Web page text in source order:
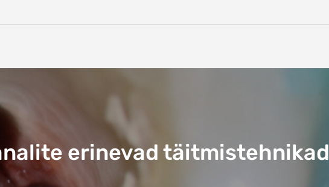
erinevad täitmistehnikad